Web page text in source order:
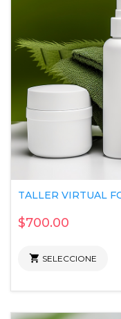
TALLER VIRTUAL
$700.00
 SELECCIONE